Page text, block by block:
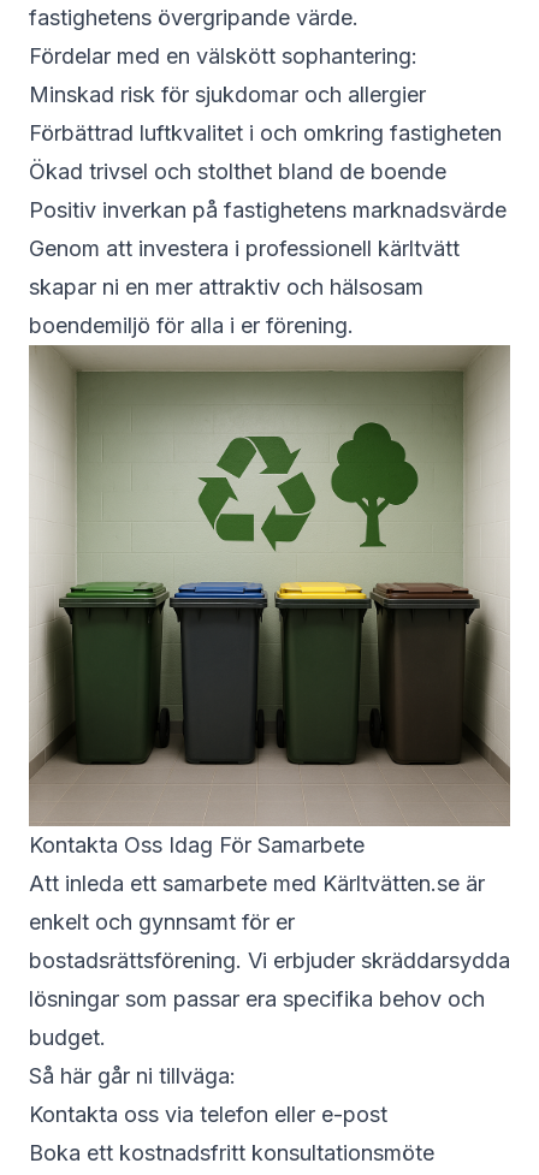
fastighetens övergripande värde.
Fördelar med en välskött sophantering:
Minskad risk för sjukdomar och allergier
Förbättrad luftkvalitet i och omkring fastigheten
Ökad trivsel och stolthet bland de boende
Positiv inverkan på fastighetens marknadsvärde
Genom att investera i professionell kärltvätt
skapar ni en mer attraktiv och hälsosam
boendemiljö för alla i er förening.
Kontakta Oss Idag För Samarbete
Att inleda ett samarbete med Kärltvätten.se är
enkelt och gynnsamt för er
bostadsrättsförening. Vi erbjuder skräddarsydda
lösningar som passar era specifika behov och
budget.
Så här går ni tillväga:
Kontakta oss via telefon eller e-post
Boka ett kostnadsfritt konsultationsmöte